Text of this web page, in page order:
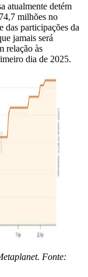
atualmente detém
milhões no
das participações da
jamais será
relação às
dia de 2025.
Fonte: